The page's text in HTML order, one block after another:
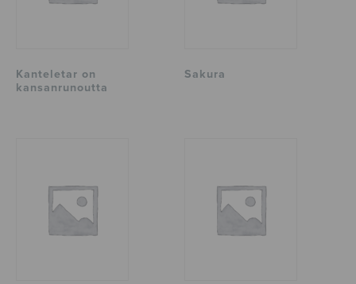
Kanteletar on
kansanrunoutta
Sakura